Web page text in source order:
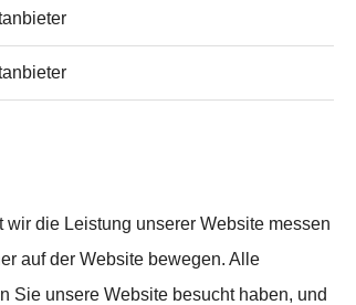
die Leistung unserer Website messen
auf der Website bewegen. Alle
Sie unsere Website besucht haben, und